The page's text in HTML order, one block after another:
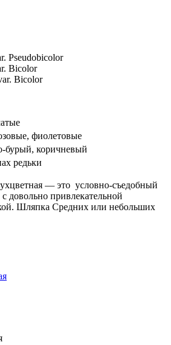
Pseudobicolor
Bicolor
Bicolor
фиолетовые
бурый, коричневый
редьки
— это условно-съедобный
довольно привлекательной
Шляпка Средних или небольших